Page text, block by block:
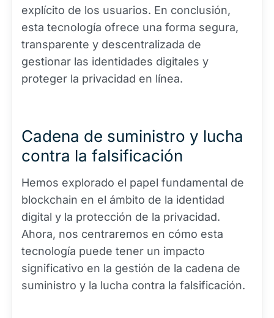
explícito de los usuarios. En conclusión,
esta tecnología ofrece una forma segura,
transparente y descentralizada de
gestionar las identidades digitales y
proteger la privacidad en línea.
Cadena de suministro y lucha
contra la falsificación
Hemos explorado el papel fundamental de
blockchain en el ámbito de la identidad
digital y la protección de la privacidad.
Ahora, nos centraremos en cómo esta
tecnología puede tener un impacto
significativo en la gestión de la cadena de
suministro y la lucha contra la falsificación.